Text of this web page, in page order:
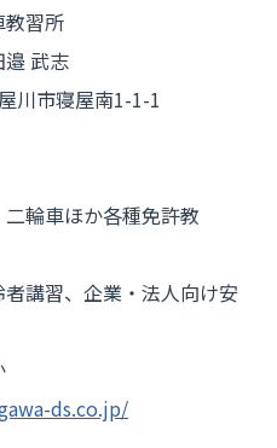
教習所
武志
川市寝屋南1-1-1
輪車ほか各種免許教
講習、企業・法人向け安
ds.co.jp/